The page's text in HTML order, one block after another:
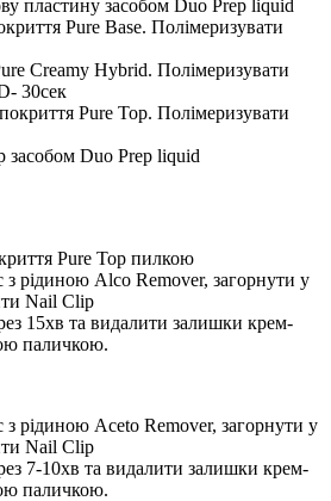
пластину засобом Duo Prep liquid
Pure Base. Полімеризувати
Creamy Hybrid. Полімеризувати
30сек
Pure Top. Полімеризувати
Duo Prep liquid
Pure Top пилкою
з рідиною Alco Remover, загорнути у
Nail Clip
15хв та видалити залишки крем-
паличкою.
рідиною Aceto Remover, загорнути у
Nail Clip
7-10хв та видалити залишки крем-
паличкою.